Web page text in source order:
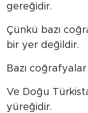
gereğidir.
Çünkü bazı
bir yer değildir.
Bazı
Ve Doğu
yüreğidir.